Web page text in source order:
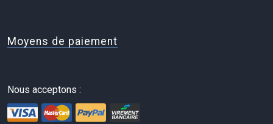
Moyens de paiement
Nous acceptons :